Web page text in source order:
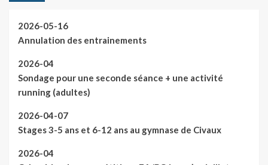
2026-05-16
Annulation des entrainements
2026-04
Sondage pour une seconde séance + une activité
running (adultes)
2026-04-07
Stages 3-5 ans et 6-12 ans au gymnase de Civaux
2026-04